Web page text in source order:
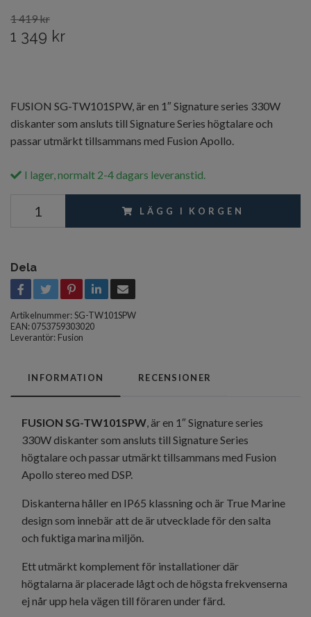
1 419 kr
1 349 kr
FUSION SG-TW101SPW, är en 1″ Signature series 330W
diskanter som ansluts till Signature Series högtalare och
passar utmärkt tillsammans med Fusion Apollo.
I lager, normalt 2-4 dagars leveranstid.
LÄGG I KORGEN
Dela
Artikelnummer:SG-TW101SPW
EAN: 0753759303020
Leverantör: Fusion
INFORMATION RECENSIONER
FUSION SG-TW101SPW , är en 1″ Signature series
330W diskanter som ansluts till Signature Series
högtalare och passar utmärkt tillsammans med Fusion
Apollo stereo med DSP.
Diskanterna håller en IP65 klassning och är True Marine
design som innebär att de är utvecklade för den salta
och fuktiga marina miljön.
Ett utmärkt komplement för installationer där
högtalarna är placerade lågt och de högsta frekvenserna
ej når upp hela vägen till föraren under färd.